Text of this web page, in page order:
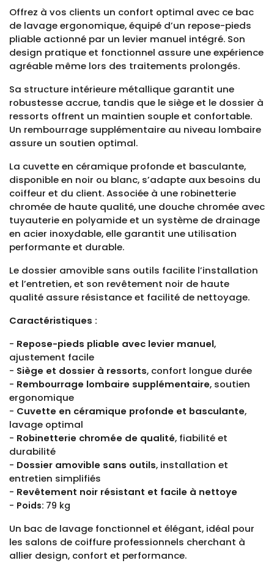
Offrez à vos clients un confort optimal avec ce bac
de lavage ergonomique, équipé d’un repose-pieds
pliable actionné par un levier manuel intégré. Son
design pratique et fonctionnel assure une expérience
agréable même lors des traitements prolongés.
Sa structure intérieure métallique garantit une
robustesse accrue, tandis que le siège et le dossier à
ressorts offrent un maintien souple et confortable.
Un rembourrage supplémentaire au niveau lombaire
assure un soutien optimal.
La cuvette en céramique profonde et basculante,
disponible en noir ou blanc, s’adapte aux besoins du
coiffeur et du client. Associée à une robinetterie
chromée de haute qualité, une douche chromée avec
tuyauterie en polyamide et un système de drainage
en acier inoxydable, elle garantit une utilisation
performante et durable.
Le dossier amovible sans outils facilite l’installation
et l’entretien, et son revêtement noir de haute
qualité assure résistance et facilité de nettoyage.
Caractéristiques :
- Repose-pieds pliable avec levier manuel,
ajustement facile
- Siège et dossier à ressorts, confort longue durée
- Rembourrage lombaire supplémentaire, soutien
ergonomique
- Cuvette en céramique profonde et basculante,
lavage optimal
- Robinetterie chromée de qualité, fiabilité et
durabilité
- Dossier amovible sans outils, installation et
entretien simplifiés
- Revêtement noir résistant et facile à nettoye
- Poids: 79 kg
Un bac de lavage fonctionnel et élégant, idéal pour
les salons de coiffure professionnels cherchant à
allier design, confort et performance.